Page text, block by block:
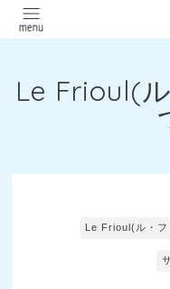
Le Frioul(
Le Frioul(ル・